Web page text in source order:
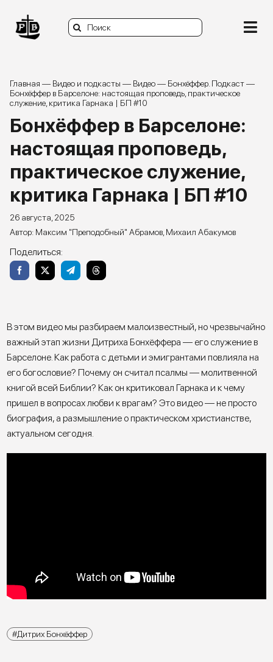
content
Search
for:
Книги
Статьи и заметки
Видео и подкасты
Задать вопрос
Главная — Видео и подкасты — Видео— Бонхёффер. Подкаст—
Бонхёффер в Барселоне: настоящая проповедь, практическое
служение, критика Гарнака | БП #10
Бонхёффер в Барселоне:
настоящая проповедь,
практическое служение,
критика Гарнака | БП #10
26 августа, 2025
Максим "Преподобный" Абрамов Михаил Абакумов
Поделиться:
В этом видео мы разбираем малоизвестный, но чрезвычайно
важный этап жизни Дитриха Бонхёффера — его служение в
Барселоне. Как работа с детьми и эмигрантами повлияла на
его богословие? Почему он считал псалмы — молитвенной
книгой всей Библии? Как он критиковал Гарнака и к чему
пришел в вопросах любви к врагам? Это видео — не просто
биография, а размышление о практическом христианстве,
актуальном сегодня.
Дитрих Бонхёффер